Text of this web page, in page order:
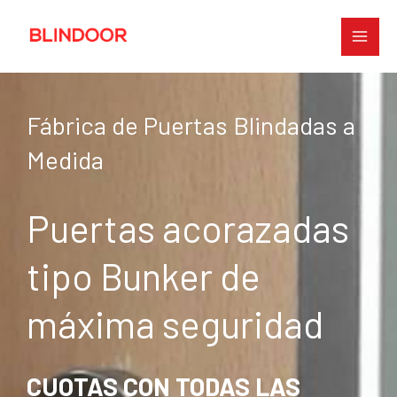
Fábrica de Puertas Blindadas a
Medida
Puertas acorazadas
tipo Bunker de
máxima seguridad
CUOTAS CON TODAS LAS